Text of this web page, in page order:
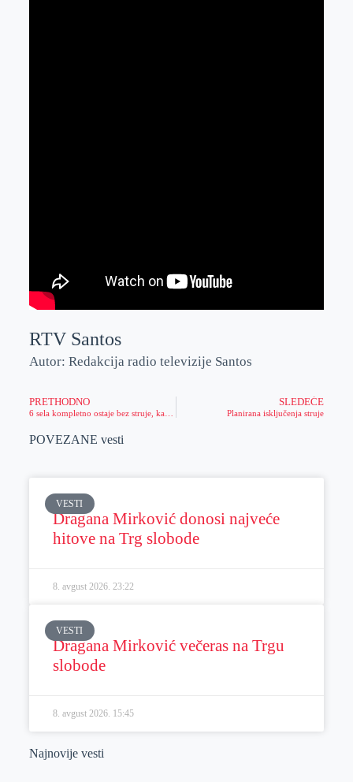
RTV Santos
Autor: Redakcija radio televizije Santos
PRETHODNO
6 sela kompletno ostaje bez struje, kao i deo grada!
SLEDEĆE
Planirana isključenja struje
POVEZANE vesti
VESTI
Dragana Mirković donosi najveće
hitove na Trg slobode
8. avgust 2026. 23:22
VESTI
Dragana Mirković večeras na Trgu
slobode
8. avgust 2026. 15:45
Najnovije vesti